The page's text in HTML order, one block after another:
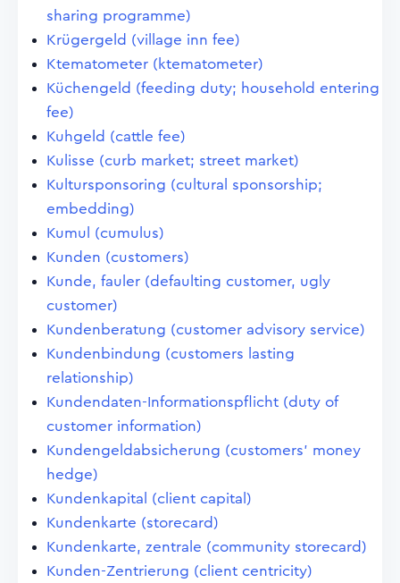
sharing programme)
Krügergeld (village inn fee)
Ktematometer (ktematometer)
Küchengeld (feeding duty; household entering
fee)
Kuhgeld (cattle fee)
Kulisse (curb market; street market)
Kultursponsoring (cultural sponsorship;
embedding)
Kumul (cumulus)
Kunden (customers)
Kunde, fauler (defaulting customer, ugly
customer)
Kundenberatung (customer advisory service)
Kundenbindung (customers lasting
relationship)
Kundendaten-Informationspflicht (duty of
customer information)
Kundengeldabsicherung (customers' money
hedge)
Kundenkapital (client capital)
Kundenkarte (storecard)
Kundenkarte, zentrale (community storecard)
Kunden-Zentrierung (client centricity)